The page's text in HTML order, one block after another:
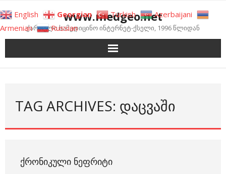
to
content
www.medgeo.net
ქართული სამედიცინო ინტერნეტ-ქსელი, 1996 წლიდან
TAG ARCHIVES: ᲓᲐᲪᲕᲐᲨᲘ
ᲥᲠᲝᲜᲘᲙᲣᲚᲘ ᲜᲔᲤᲠᲘᲢᲘ
English Georgian Turkish
Azerbaijani
Armenian
Russian